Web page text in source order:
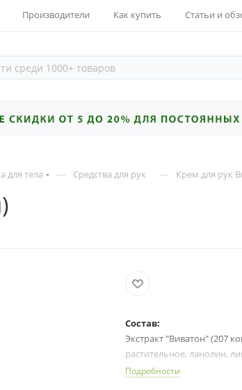
Производители Как купить Статьи и
для тела — Средства для рук — Крем для рук
Состав:
Экстракт "Виватон" (207
растительное, ланолин,
косточки, натуральная
Подробности